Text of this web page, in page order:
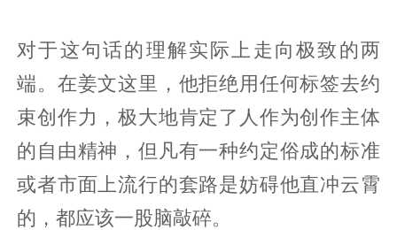
对于这句话的理解实际上走向极致的两
端。在姜文这里，他拒绝用任何标签去约
束创作力，极大地肯定了人作为创作主体
的自由精神，但凡有一种约定俗成的标准
或者市面上流行的套路是妨碍他直冲云霄
的，都应该一股脑敲碎。